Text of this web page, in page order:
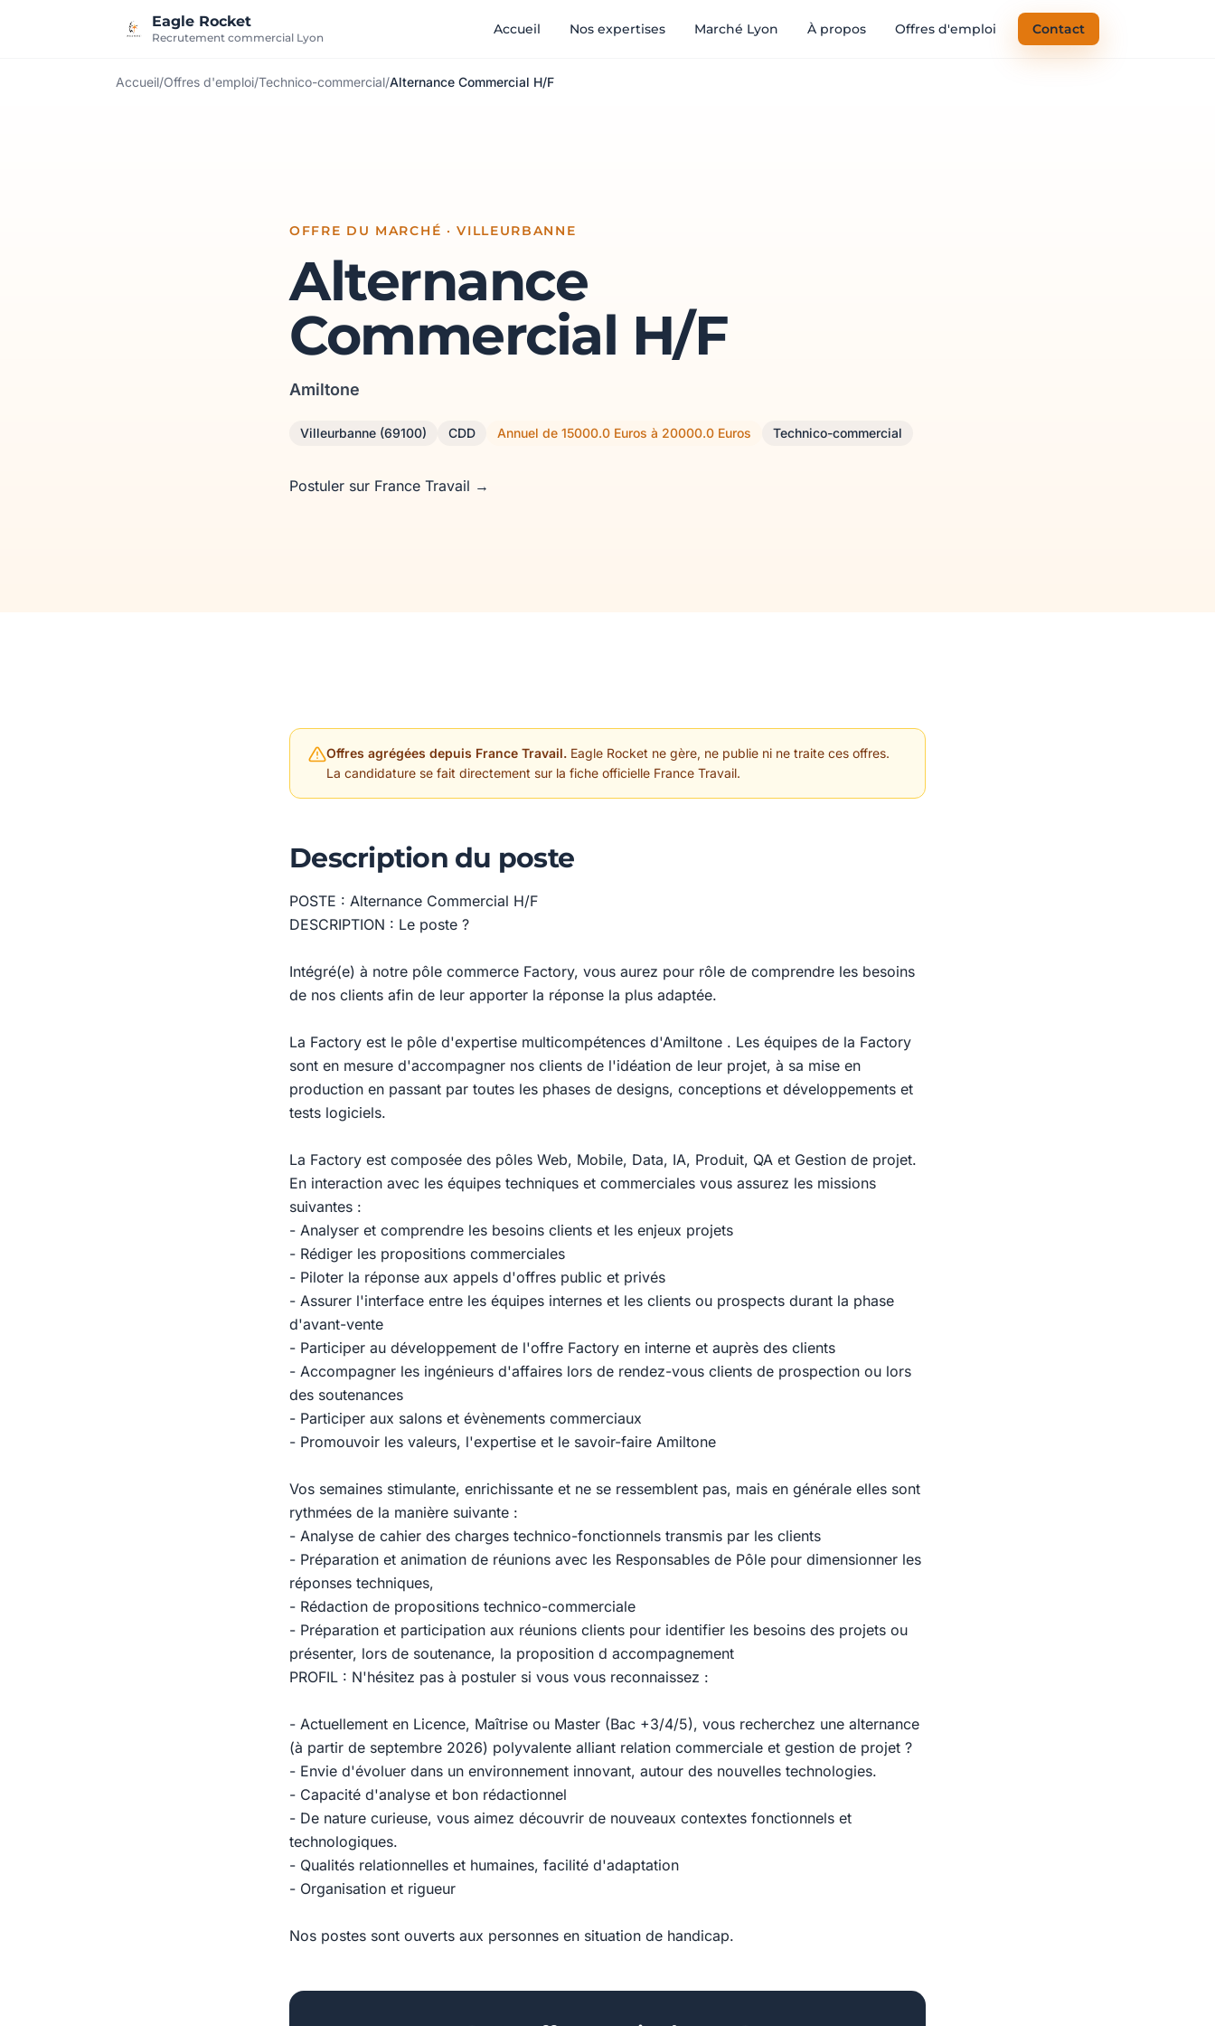
Eagle Rocket
Recrutement commercial Lyon
Accueil Nos expertises Marché Lyon À propos Offres d'emploi Contact
Accueil/Offres d'emploi/Technico-commercial/Alternance Commercial H/F
OFFRE DU MARCHÉ · VILLEURBANNE
Alternance
Commercial H/F
Amiltone
Villeurbanne (69100) CDD Annuel de 15000.0 Euros à 20000.0 Euros Technico-commercial
Postuler sur France Travail →
Offres agrégées depuis France Travail. Eagle Rocket ne gère, ne publie ni ne traite ces offres.
La candidature se fait directement sur la fiche officielle France Travail.
Description du poste
POSTE : Alternance Commercial H/F
DESCRIPTION : Le poste ?
Intégré(e) à notre pôle commerce Factory, vous aurez pour rôle de comprendre les besoins
de nos clients afin de leur apporter la réponse la plus adaptée.
La Factory est le pôle d'expertise multicompétences d'Amiltone . Les équipes de la Factory
sont en mesure d'accompagner nos clients de l'idéation de leur projet, à sa mise en
production en passant par toutes les phases de designs, conceptions et développements et
tests logiciels.
La Factory est composée des pôles Web, Mobile, Data, IA, Produit, QA et Gestion de projet.
En interaction avec les équipes techniques et commerciales vous assurez les missions
suivantes :
- Analyser et comprendre les besoins clients et les enjeux projets
- Rédiger les propositions commerciales
- Piloter la réponse aux appels d'offres public et privés
- Assurer l'interface entre les équipes internes et les clients ou prospects durant la phase
d'avant-vente
- Participer au développement de l'offre Factory en interne et auprès des clients
- Accompagner les ingénieurs d'affaires lors de rendez-vous clients de prospection ou lors
des soutenances
- Participer aux salons et évènements commerciaux
- Promouvoir les valeurs, l'expertise et le savoir-faire Amiltone
Vos semaines stimulante, enrichissante et ne se ressemblent pas, mais en générale elles sont
rythmées de la manière suivante :
- Analyse de cahier des charges technico-fonctionnels transmis par les clients
- Préparation et animation de réunions avec les Responsables de Pôle pour dimensionner les
réponses techniques,
- Rédaction de propositions technico-commerciale
- Préparation et participation aux réunions clients pour identifier les besoins des projets ou
présenter, lors de soutenance, la proposition d accompagnement
PROFIL : N'hésitez pas à postuler si vous vous reconnaissez :
- Actuellement en Licence, Maîtrise ou Master (Bac +3/4/5), vous recherchez une alternance
(à partir de septembre 2026) polyvalente alliant relation commerciale et gestion de projet ?
- Envie d'évoluer dans un environnement innovant, autour des nouvelles technologies.
- Capacité d'analyse et bon rédactionnel
- De nature curieuse, vous aimez découvrir de nouveaux contextes fonctionnels et
technologiques.
- Qualités relationnelles et humaines, facilité d'adaptation
- Organisation et rigueur
Nos postes sont ouverts aux personnes en situation de handicap.